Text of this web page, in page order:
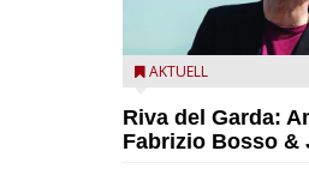
Fabrizio Bosso &
AKTUELL
Riva del Garda:
Fabrizio Bosso &